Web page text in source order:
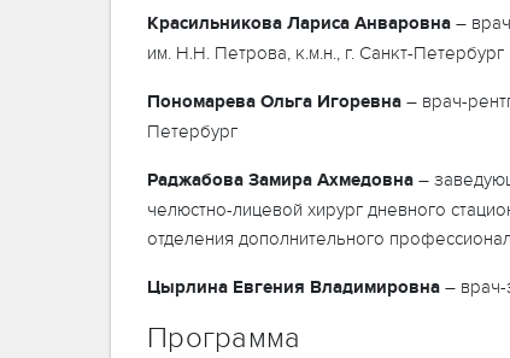
Красильникова Лариса Анваровна –
им. Н.Н. Петрова, к.м.н., г. Санкт-Петербург
Пономарева Ольга Игоревна – врач-
Петербург
Раджабова Замира Ахмедовна –
челюстно-лицевой хирург дневного
отделения дополнительного
Цырлина Евгения Владимировна – врач-
Программа